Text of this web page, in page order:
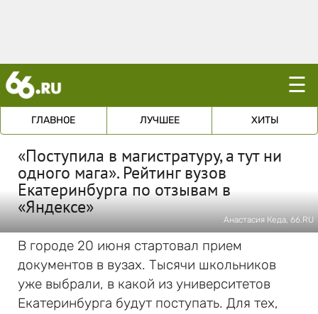
☰
ГЛАВНОЕ ЛУЧШЕЕ ХИТЫ
«Поступила в магистратуру, а тут ни
одного мага». Рейтинг вузов
Екатеринбурга по отзывам в
«Яндексе»
Анастасия Кеда, 66.RU
В городе 20 июня стартовал прием
документов в вузах. Тысячи школьников
уже выбрали, в какой из университетов
Екатеринбурга будут поступать. Для тех,